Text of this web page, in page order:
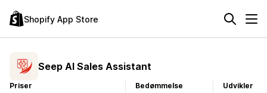
Shopify App Store
Seep AI Sales Assistant
Priser
Bedømmelse
Udvikler